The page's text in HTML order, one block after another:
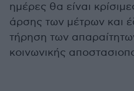
ημέρες θα είναι
άρσης των μέτρων και
τήρηση των
κοινωνικής